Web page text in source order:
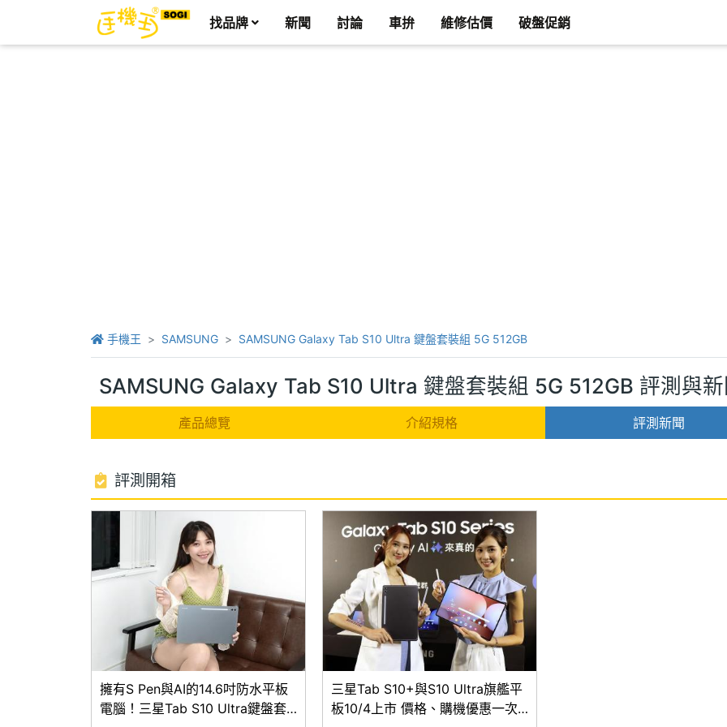
找品牌 新聞 討論 車拚 維修估價 破盤促銷
手機王 SAMSUNG SAMSUNG Galaxy Tab S10 Ultra 鍵盤套裝組 5G 512GB
SAMSUNG Galaxy Tab S10 Ultra 鍵盤套裝組 5G 512GB 評測與新
產品總覽 介紹規格 評測新聞
評測開箱
擁有S Pen與AI的14.6吋防水平板
電腦！三星Tab S10 Ultra鍵盤套
三星Tab S10+與S10 Ultra旗艦平
板10/4上市 價格、購機優惠一次